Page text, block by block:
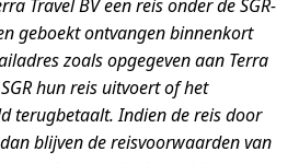
Travel BV een reis onder de SGR-
geboekt ontvangen binnenkort
zoals opgegeven aan Terra
hun reis uitvoert of het
terugbetaalt. Indien de reis door
blijven de reisvoorwaarden van